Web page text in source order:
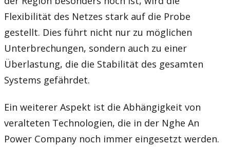
Flexibilität des Netzes stark auf die Probe
gestellt. Dies führt nicht nur zu möglichen
Unterbrechungen, sondern auch zu einer
Überlastung, die die Stabilität des gesamten
Systems gefährdet.
Ein weiterer Aspekt ist die Abhängigkeit von
veralteten Technologien, die in der Nghe An
Power Company noch immer eingesetzt werden.